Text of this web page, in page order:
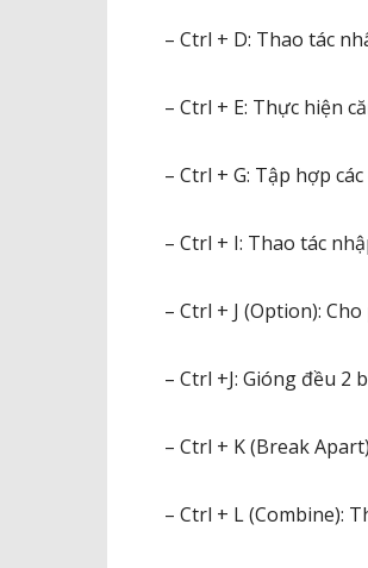
– Ctrl + D: Thao tác
– Ctrl + E: Thực hiện
– Ctrl + G: Tập hợp
– Ctrl + I: Thao tác
– Ctrl + J (Option):
– Ctrl +J: Gióng đều 2
– Ctrl + K (Break
– Ctrl + L (Combine):